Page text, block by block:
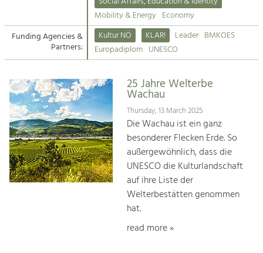
Suche
Impressum
Kontakt
Tourism
Offer Development and Positioning
Art & Culture
Crafts, Science and Research.
Social Affairs, Education
& Identity
Equality, Youth and Integration.
Climate Change, Public Transport and
Mobility & Energy Economy
Funding Agencies &
Partners:
Kultur NÖ KLAR! Leader BMKOES
Europadiplom UNESCO
25 Jahre Welterbe
Wachau
Thursday, 13 March 2025
Die Wachau ist ein ganz
besonderer Flecken Erde. So
außergewöhnlich, dass die
UNESCO die Kulturlandschaft
auf ihre Liste der
Welterbestätten genommen
hat.
read more »